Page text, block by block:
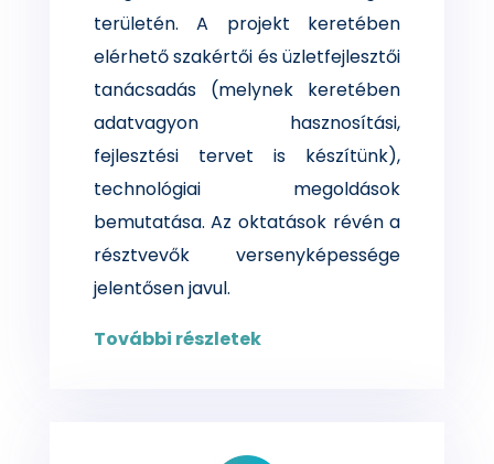
területén. A projekt keretében
elérhető szakértői és üzletfejlesztői
tanácsadás (melynek keretében
adatvagyon hasznosítási,
fejlesztési tervet is készítünk),
technológiai megoldások
bemutatása. Az oktatások révén a
résztvevők versenyképessége
jelentősen javul.
További részletek